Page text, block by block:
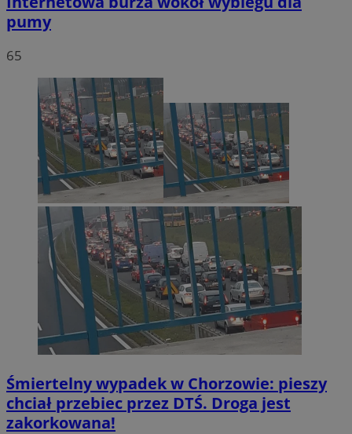
pumy
65
Śmiertelny wypadek w Chorzowie: pieszy
chciał przebiec przez DTŚ. Droga jest
zakorkowana!